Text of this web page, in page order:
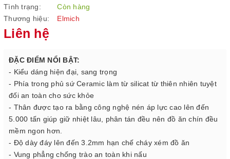
Tình trạng:
Còn hàng
Thương hiệu:
Elmich
Liên hệ
ĐẶC ĐIỂM NỔI BẬT:
- Kiểu dáng hiện đại, sang trọng
- Phía trong phủ sứ Ceramic làm từ silicat từ thiên nhiên tuyệt
đối an toàn cho sức khỏe
- Thân được tạo ra bằng công nghệ nén áp lực cao lên đến
5.000 tấn giúp giữ nhiệt lâu, phân tán đều nên đồ ăn chín đều
mềm ngon hơn.
- Độ dày đáy lên đến 3.2mm hạn chế cháy xém đồ ăn
- Vung phẳng chống trào an toàn khi nấu